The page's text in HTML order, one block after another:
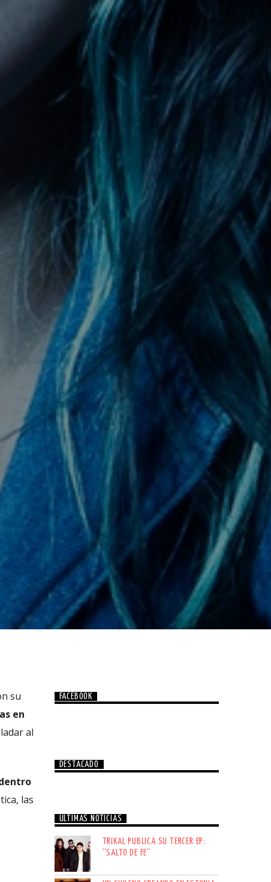
su
en
al
las
FACEBOOK
DESTACADO
ÚLTIMAS NOTICIAS
TRIKAL PUBLICA SU TERCER EP:
“SALTO DE FE”